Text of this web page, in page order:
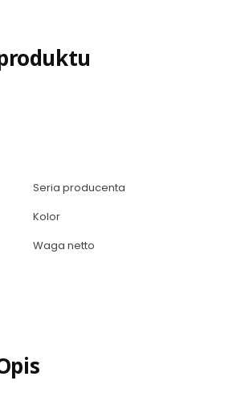
Seria producenta
Kolor
Waga netto